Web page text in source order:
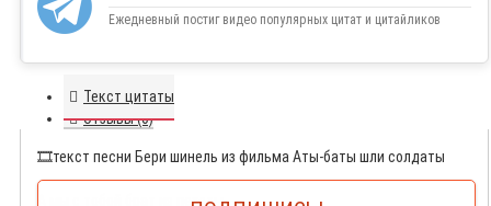
Ежедневный постиг видео популярных цитат и цитайликов
Текст цитаты
Отзывы (0)
🎞️текст песни Бери шинель из фильма Аты-баты шли солдаты
А мы с тобой брат из пехоты,